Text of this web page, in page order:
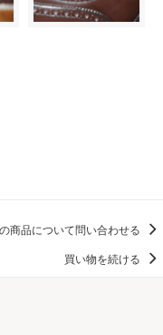
商品について問い合わせる
買い物を続ける